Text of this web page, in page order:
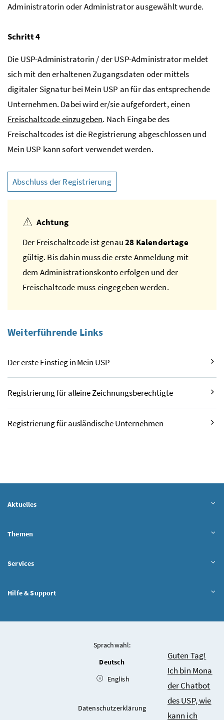
Administratorin oder Administrator ausgewählt wurde.
Schritt 4
Die USP-Administratorin / derUSP-Administrator meldet
sich mit den erhaltenen Zugangsdaten oder mittels
digitaler Signatur bei Mein USP an für das entsprechende
Unternehmen. Dabei wird er/sie aufgefordert, einen
Freischaltcode einzugeben. Nach Eingabe des
Freischaltcodes ist die Registrierung abgeschlossen und
Mein USP kann sofort verwendet werden.
Abschluss der Registrierung
Achtung
Der Freischaltcode ist genau28 Kalendertage
gültig. Bis dahin muss die erste Anmeldung mit
dem Administrationskonto erfolgen und der
Freischaltcode muss eingegeben werden.
Weiterführende Links
Der erste Einstieg in Mein USP
Registrierung für alleine Zeichnungsberechtigte
Registrierung für ausländische Unternehmen
Aktuelles
Themen
Services
Hilfe & Support
Sprachwahl:
Deutsch
English
Datenschutzerklärung
Chatbot
Guten Tag!
Ich bin Mona
der Chatbot
des USP, wie
kann ich